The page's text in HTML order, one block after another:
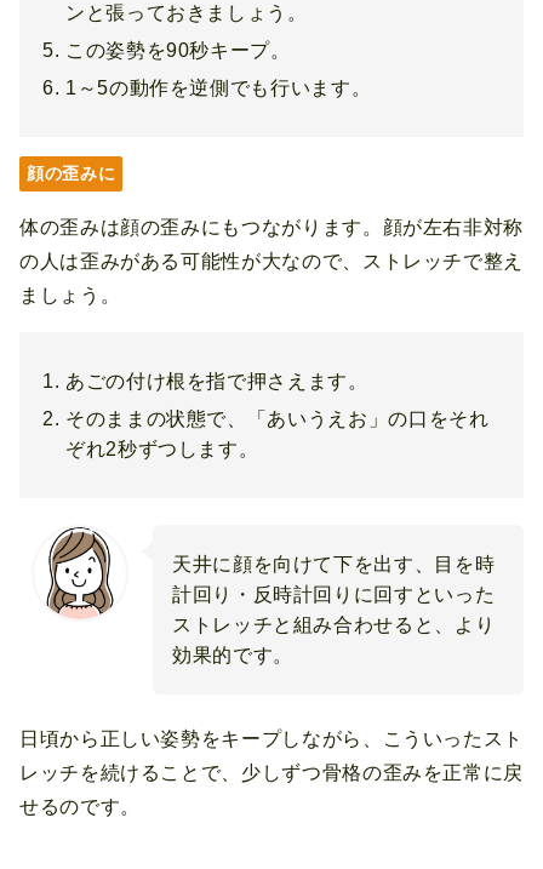
ンと張っておきましょう。
この姿勢を90秒キープ。
1～5の動作を逆側でも行います。
顔の歪みに
体の歪みは顔の歪みにもつながります。顔が左右非対称
の人は歪みがある可能性が大なので、ストレッチで整え
ましょう。
あごの付け根を指で押さえます。
そのままの状態で、「あいうえお」の口をそれ
ぞれ2秒ずつします。
天井に顔を向けて下を出す、目を時
計回り・反時計回りに回すといった
ストレッチと組み合わせると、より
効果的です。
日頃から正しい姿勢をキープしながら、こういったスト
レッチを続けることで、少しずつ骨格の歪みを正常に戻
せるのです。